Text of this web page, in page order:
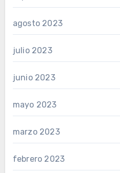
agosto 2023
julio 2023
junio 2023
mayo 2023
marzo 2023
febrero 2023